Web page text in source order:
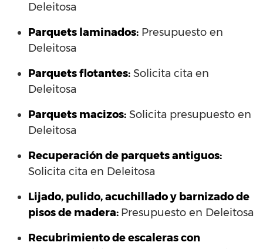
Deleitosa
Parquets laminados: Presupuesto en
Deleitosa
Parquets flotantes: Solicita cita en
Deleitosa
Parquets macizos: Solicita presupuesto en
Deleitosa
Recuperación de parquets antiguos:
Solicita cita en Deleitosa
Lijado, pulido, acuchillado y barnizado de
pisos de madera: Presupuesto en Deleitosa
Recubrimiento de escaleras con